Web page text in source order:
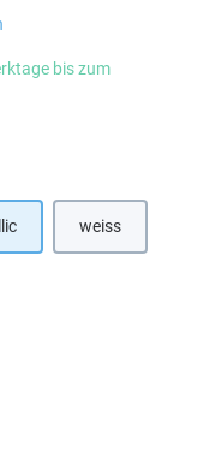
bis zum
weiss(Diese Option